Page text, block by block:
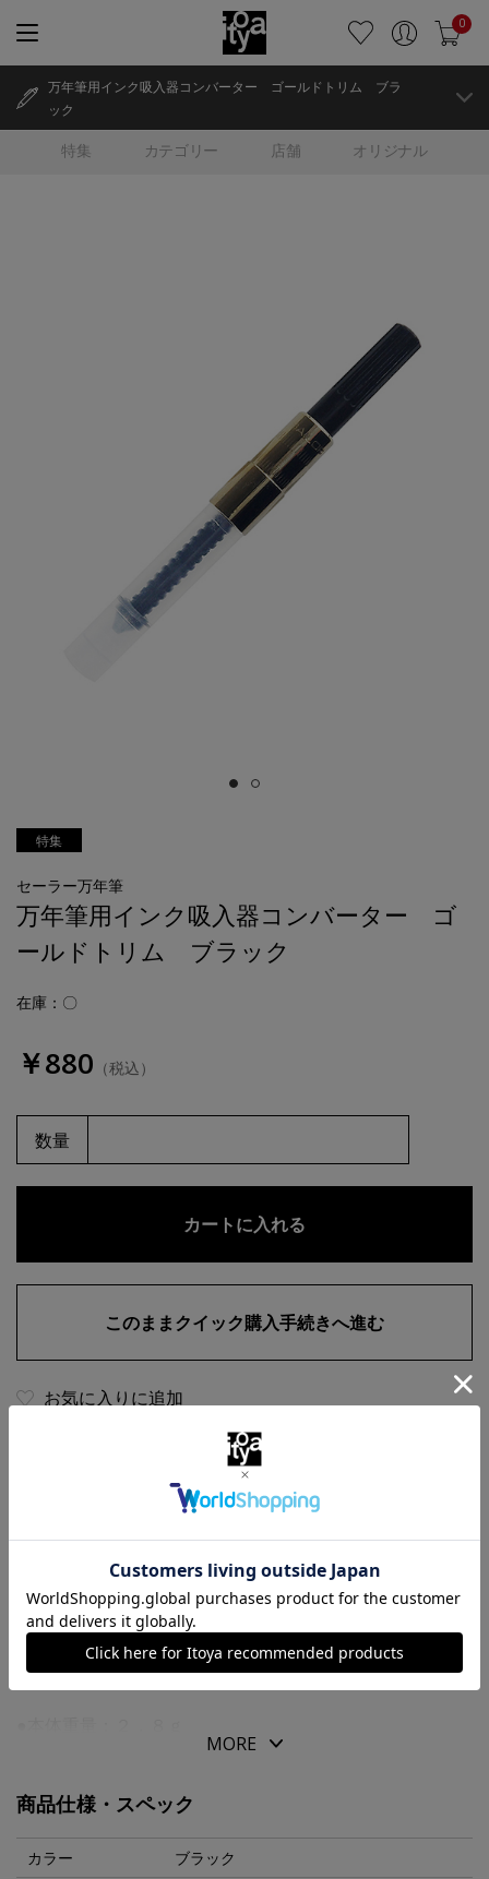
0
特集 カテゴリー 店舗 オリジナル
万年筆用インク吸入器コンバーター ゴールドトリム ブラ
ック
特集
セーラー万年筆
万年筆用インク吸入器コンバーター ゴ
ールドトリム ブラック
在庫：〇
￥880 （税込）
数量
お気に入りに追加
返品・交換について
商品の特徴
従来製品の固定金具を金ＩＰ仕様にした、高級感のあるコ
ンバーターです。
MORE
商品仕様・スペック
カラー
ブラック